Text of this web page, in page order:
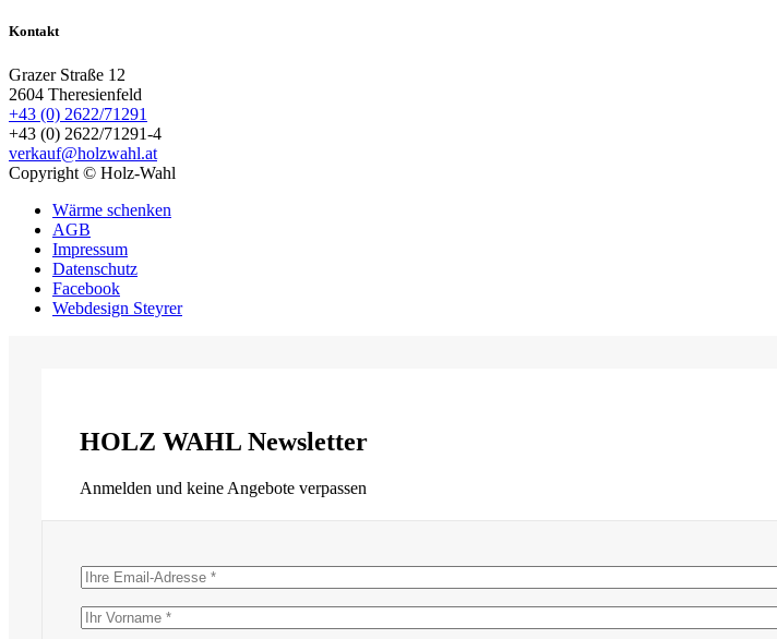
Kontakt
Grazer Straße 12
2604 Theresienfeld
+43 (0) 2622/71291
+43 (0) 2622/71291-4
verkauf@holzwahl.at
Copyright © Holz-Wahl
Wärme schenken
AGB
Impressum
Datenschutz
Facebook
Webdesign Steyrer
HOLZ WAHL Newsletter
Anmelden und keine Angebote verpassen